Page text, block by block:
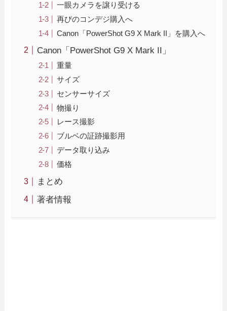
一眼カメラを譲り受ける
再びのコンデジ購入へ
Canon「PowerShot G9 X Mark II」を購入へ
Canon「PowerShot G9 X Mark II」
重量
サイズ
センサーサイズ
物撮り
レース撮影
ブルベの証跡撮影用
データ取り込み
価格
まとめ
著者情報